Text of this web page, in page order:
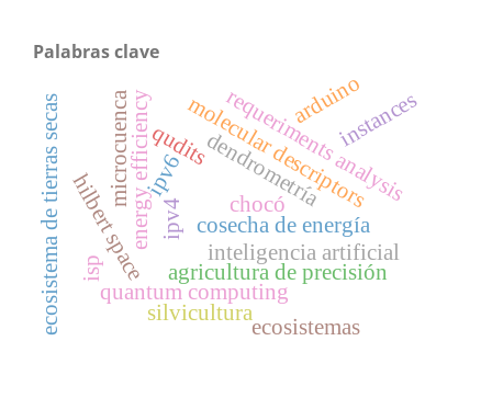
Palabras clave
cosecha de energía
ipv6
ipv4
energy efficiency molecular descriptors
agricultura de precisión
inteligencia artificial
quantum computing
qudits
hilbert space
dendrometría
ecosistema de tierras secas silvicultura
requeriments analysis
instances
isp
chocó
arduino
microcuenca
ecosistemas